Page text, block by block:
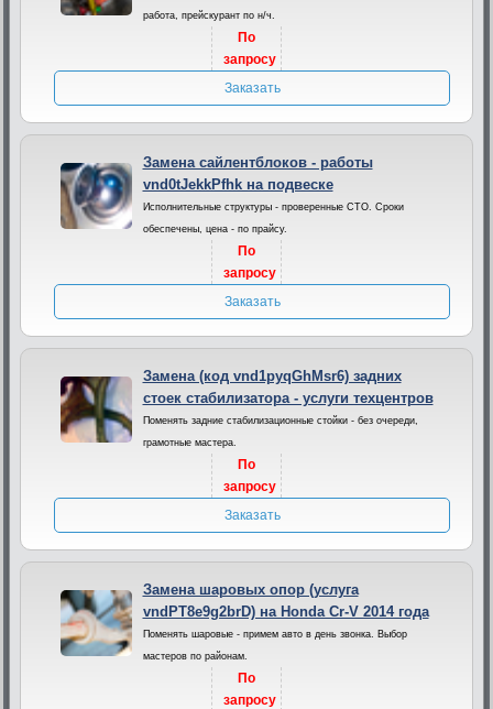
работа, прейскурант по н/ч.
По
запросу
Заказать
Замена сайлентблоков - работы
vnd0tJekkPfhk на подвеске
Исполнительные структуры - проверенные СТО. Сроки
обеспечены, цена - по прайсу.
По
запросу
Заказать
Замена (код vnd1pyqGhMsr6) задних
стоек стабилизатора - услуги техцентров
Поменять задние стабилизационные стойки - без очереди,
грамотные мастера.
По
запросу
Заказать
Замена шаровых опор (услуга
vndPT8e9g2brD) на Honda Cr-V 2014 года
Поменять шаровые - примем авто в день звонка. Выбор
мастеров по районам.
По
запросу